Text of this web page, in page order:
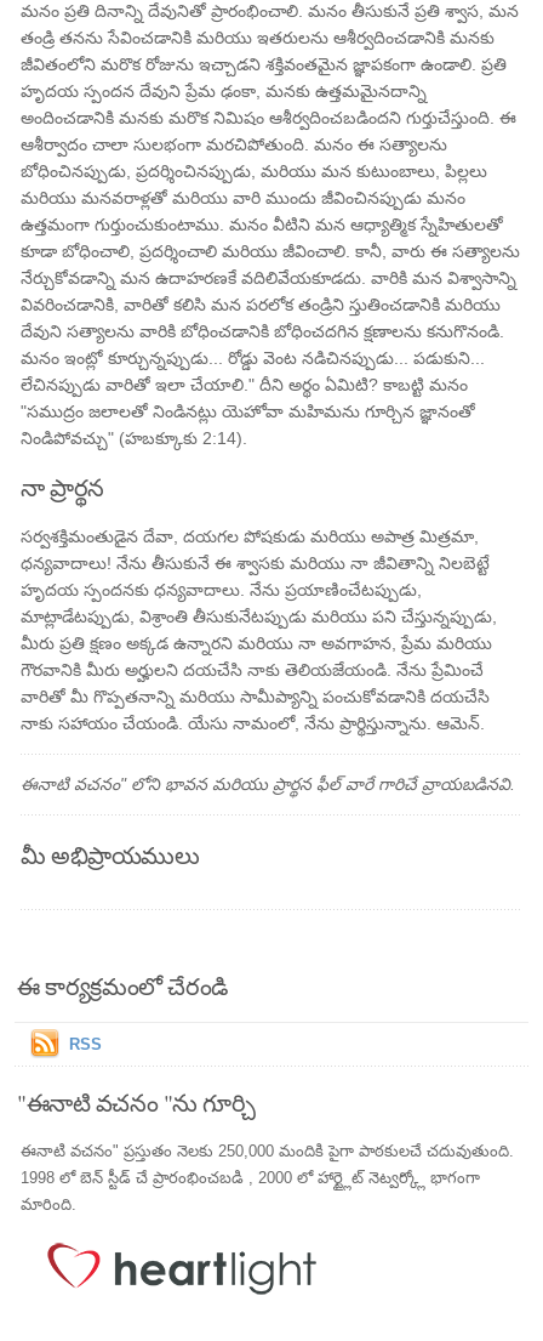
మనం ప్రతి దినాన్ని దేవునితో ప్రారంభించాలి. మనం తీసుకునే ప్రతి శ్వాస, మన
తండ్రి తనను సేవించడానికి మరియు ఇతరులను ఆశీర్వదించడానికి మనకు
జీవితంలోని మరొక రోజును ఇచ్చాడని శక్తివంతమైన జ్ఞాపకంగా ఉండాలి. ప్రతి
హృదయ స్పందన దేవుని ప్రేమ ఢంకా, మనకు ఉత్తమమైనదాన్ని
అందించడానికి మనకు మరొక నిమిషం ఆశీర్వదించబడిందని గుర్తుచేస్తుంది. ఈ
ఆశీర్వాదం చాలా సులభంగా మరచిపోతుంది. మనం ఈ సత్యాలను
బోధించినప్పుడు, ప్రదర్శించినప్పుడు, మరియు మన కుటుంబాలు, పిల్లలు
మరియు మనవరాళ్లతో మరియు వారి ముందు జీవించినప్పుడు మనం
ఉత్తమంగా గుర్తుంచుకుంటాము. మనం వీటిని మన ఆధ్యాత్మిక స్నేహితులతో
కూడా బోధించాలి, ప్రదర్శించాలి మరియు జీవించాలి. కానీ, వారు ఈ సత్యాలను
నేర్చుకోవడాన్ని మన ఉదాహరణకే వదిలివేయకూడదు. వారికి మన విశ్వాసాన్ని
వివరించడానికి, వారితో కలిసి మన పరలోక తండ్రిని స్తుతించడానికి మరియు
దేవుని సత్యాలను వారికి బోధించడానికి బోధించదగిన క్షణాలను కనుగొనండి.
మనం ఇంట్లో కూర్చున్నప్పుడు... రోడ్డు వెంట నడిచినప్పుడు... పడుకుని...
లేచినప్పుడు వారితో ఇలా చేయాలి." దీని అర్థం ఏమిటి? కాబట్టి మనం
"సముద్రం జలాలతో నిండినట్లు యెహోవా మహిమను గూర్చిన జ్ఞానంతో
నిండిపోవచ్చు" (హబక్కూకు 2:14).
నా ప్రార్థన
సర్వశక్తిమంతుడైన దేవా, దయగల పోషకుడు మరియు అపాత్ర మిత్రమా,
ధన్యవాదాలు! నేను తీసుకునే ఈ శ్వాసకు మరియు నా జీవితాన్ని నిలబెట్టే
హృదయ స్పందనకు ధన్యవాదాలు. నేను ప్రయాణించేటప్పుడు,
మాట్లాడేటప్పుడు, విశ్రాంతి తీసుకునేటప్పుడు మరియు పని చేస్తున్నప్పుడు,
మీరు ప్రతి క్షణం అక్కడ ఉన్నారని మరియు నా అవగాహన, ప్రేమ మరియు
గౌరవానికి మీరు అర్హులని దయచేసి నాకు తెలియజేయండి. నేను ప్రేమించే
వారితో మీ గొప్పతనాన్ని మరియు సామీప్యాన్ని పంచుకోవడానికి దయచేసి
నాకు సహాయం చేయండి. యేసు నామంలో, నేను ప్రార్థిస్తున్నాను. ఆమెన్.
ఈనాటి వచనం" లోని భావన మరియు ప్రార్థన ఫీల్ వారే గారిచే వ్రాయబడినవి.
మీ అభిప్రాయములు
ఈ కార్యక్రమంలో చేరండి
RSS
"ఈనాటి వచనం "ను గూర్చి
ఈనాటి వచనం" ప్రస్తుతం నెలకు 250,000 మందికి పైగా పాఠకులచే చదువుతుంది.
1998 లో బెన్ స్టీడ్ చే ప్రారంభించబడి , 2000 లో హార్ట్లైట్ నెట్వర్క్లో భాగంగా
మారింది.